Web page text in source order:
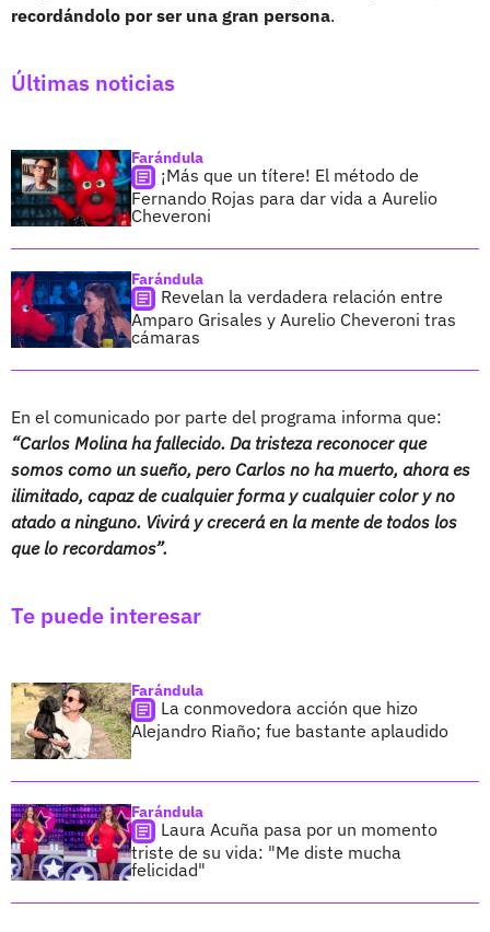
recordándolo por ser una gran persona.
Últimas noticias
Farándula
¡Más que un títere! El método de
Fernando Rojas para dar vida a Aurelio
Cheveroni
Farándula
Revelan la verdadera relación entre
Amparo Grisales y Aurelio Cheveroni tras
cámaras
En el comunicado por parte del programa informa que:
“Carlos Molina ha fallecido. Da tristeza reconocer que
somos como un sueño, pero Carlos no ha muerto, ahora es
ilimitado, capaz de cualquier forma y cualquier color y no
atado a ninguno. Vivirá y crecerá en la mente de todos los
que lo recordamos”.
Te puede interesar
Farándula
La conmovedora acción que hizo
Alejandro Riaño; fue bastante aplaudido
Farándula
Laura Acuña pasa por un momento
triste de su vida: "Me diste mucha
felicidad"